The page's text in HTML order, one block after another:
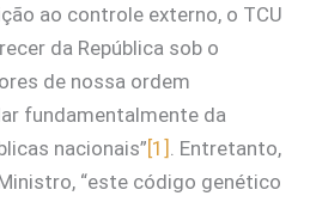
ao controle externo, o TCU
da República sob o
de nossa ordem
fundamentalmente da
nacionais” [1] . Entretanto,
“este código genético